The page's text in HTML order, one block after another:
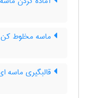
ماسه مخلوط کن
قالبگیری ماسه